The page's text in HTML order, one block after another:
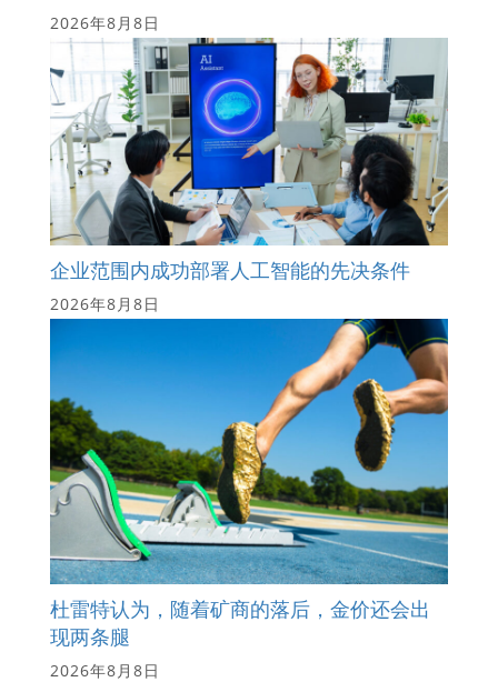
2026年8月8日
企业范围内成功部署人工智能的先决条件
2026年8月8日
杜雷特认为，随着矿商的落后，金价还会出
现两条腿
2026年8月8日